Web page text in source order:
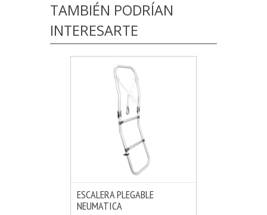
TAMBIÉN PODRÍAN
INTERESARTE
AÑADIR
ESCALERA PLEGABLE
NEUMATICA